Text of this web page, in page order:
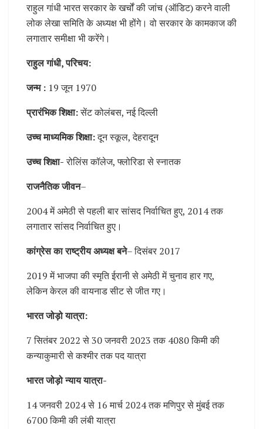
राहुल गांधी भारत सरकार के खर्चों की जांच (ऑडिट) करने वाली
लोक लेखा समिति के अध्यक्ष भी होंगे। वो सरकार के कामकाज की
लगातार समीक्षा भी करेंगे।
राहुल गांधी, परिचय:
जन्म : 19 जून 1970
प्रारंभिक शिक्षा:सेंट कोलंबस, नई दिल्ली
उच्च माध्यमिक शिक्षा:दून स्कूल, देहरादून
उच्च शिक्षा-रोलिंस कॉलेज, फ्लोरिडा से स्नातक
राजनैतिक जीवन–
2004 में अमेठी से पहली बार सांसद निर्वाचित हुए, 2014 तक
लगातार सांसद निर्वाचित हुए।
कांग्रेस का राष्ट्रीय अध्यक्ष बने– दिसंबर 2017
2019 में भाजपा की स्मृति ईरानी से अमेठी में चुनाव हार गए,
लेकिन केरल की वायनाड सीट से जीत गए।
भारत जोड़ो यात्रा:
7 सितंबर 2022 से 30 जनवरी 2023 तक 4080 किमी की
कन्याकुमारी से कश्मीर तक पद यात्रा
भारत जोड़ो न्याय यात्रा-
14 जनवरी 2024 से 16 मार्च 2024 तक मणिपुर से मुंबई तक
6700 किमी की लंबी यात्रा